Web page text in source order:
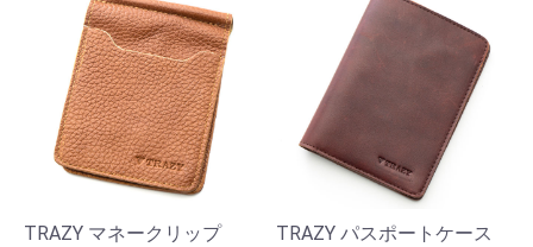
TRAZY マネークリップ
TRAZY パスポートケース